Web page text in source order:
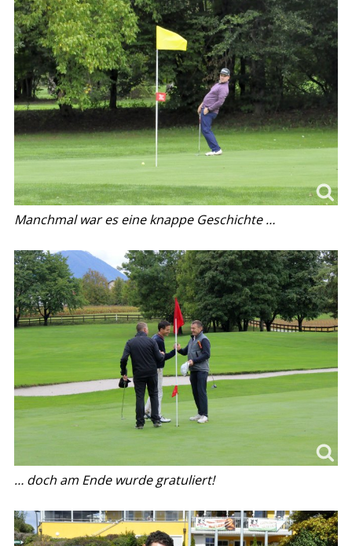
Manchmal war es eine knappe Geschichte …
… doch am Ende wurde gratuliert!